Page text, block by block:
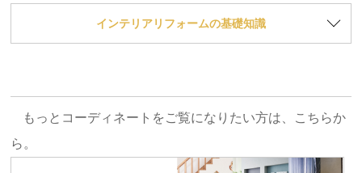
インテリアリフォームの基礎知識
もっとコーディネートをご覧になりたい方は、こちらか
ら。